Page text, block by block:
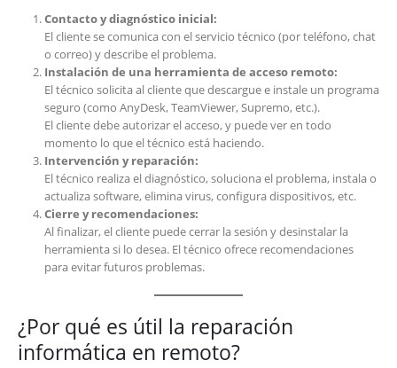
Contacto y diagnóstico inicial:
El cliente se comunica con el servicio técnico (por teléfono, chat
o correo) y describe el problema.
Instalación de una herramienta de acceso remoto:
El técnico solicita al cliente que descargue e instale un programa
seguro (como AnyDesk, TeamViewer, Supremo, etc.).
El cliente debe autorizar el acceso, y puede ver en todo
momento lo que el técnico está haciendo.
Intervención y reparación:
El técnico realiza el diagnóstico, soluciona el problema, instala o
actualiza software, elimina virus, configura dispositivos, etc.
Cierre y recomendaciones:
Al finalizar, el cliente puede cerrar la sesión y desinstalar la
herramienta si lo desea. El técnico ofrece recomendaciones
para evitar futuros problemas.
¿Por qué es útil la reparación
informática en remoto?